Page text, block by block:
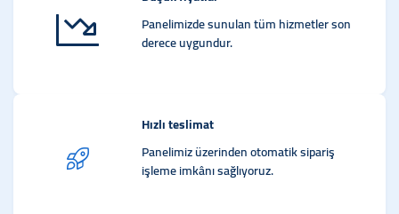
Panelimizde sunulan tüm hizmetler son
derece uygundur.
Hızlı teslimat
Panelimiz üzerinden otomatik sipariş
işleme imkânı sağlıyoruz.